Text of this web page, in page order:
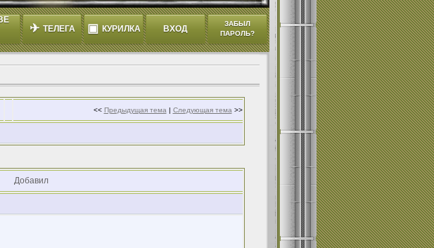
✈ ТЕЛЕГА ▣ КУРИЛКА ВХОД
ЗАБЫЛ
ПАРОЛЬ?
<< Предыдущая тема | Следующая тема >>
Добавил